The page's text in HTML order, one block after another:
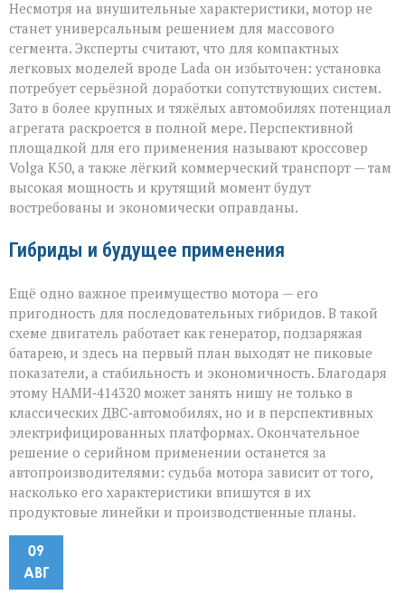
Несмотря на внушительные характеристики, мотор не
станет универсальным решением для массового
сегмента. Эксперты считают, что для компактных
легковых моделей вроде Lada он избыточен: установка
потребует серьёзной доработки сопутствующих систем.
Зато в более крупных и тяжёлых автомобилях потенциал
агрегата раскроется в полной мере. Перспективной
площадкой для его применения называют кроссовер
Volga К50, а также лёгкий коммерческий транспорт — там
высокая мощность и крутящий момент будут
востребованы и экономически оправданы.
Гибриды и будущее применения
Ещё одно важное преимущество мотора — его
пригодность для последовательных гибридов. В такой
схеме двигатель работает как генератор, подзаряжая
батарею, и здесь на первый план выходят не пиковые
показатели, а стабильность и экономичность. Благодаря
этому НАМИ‑414320 может занять нишу не только в
классических ДВС‑автомобилях, но и в перспективных
электрифицированных платформах. Окончательное
решение о серийном применении останется за
автопроизводителями: судьба мотора зависит от того,
насколько его характеристики впишутся в их
продуктовые линейки и производственные планы.
09
АВГ